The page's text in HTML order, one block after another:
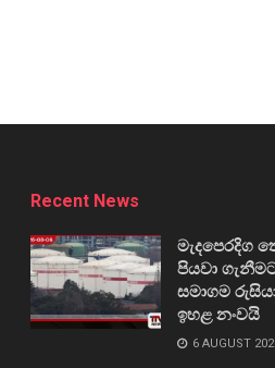
Recent News
මැදපෙරදිග
පියවා
සමාගම
ඉහළ නංවයි
6 AUGUST